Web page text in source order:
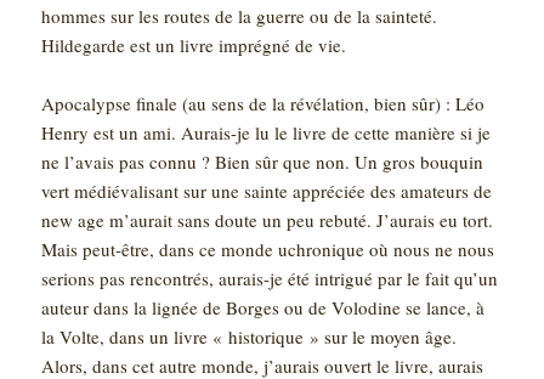
hommes sur les routes de la guerre ou de la sainteté.
Hildegarde est un livre imprégné de vie.
Apocalypse finale (au sens de la révélation, bien sûr) : Léo
Henry est un ami. Aurais-je lu le livre de cette manière si je
ne l’avais pas connu ? Bien sûr que non. Un gros bouquin
vert médiévalisant sur une sainte appréciée des amateurs de
new age m’aurait sans doute un peu rebuté. J’aurais eu tort.
Mais peut-être, dans ce monde uchronique où nous ne nous
serions pas rencontrés, aurais-je été intrigué par le fait qu’un
auteur dans la lignée de Borges ou de Volodine se lance, à
la Volte, dans un livre « historique » sur le moyen âge.
Alors, dans cet autre monde, j’aurais ouvert le livre, aurais